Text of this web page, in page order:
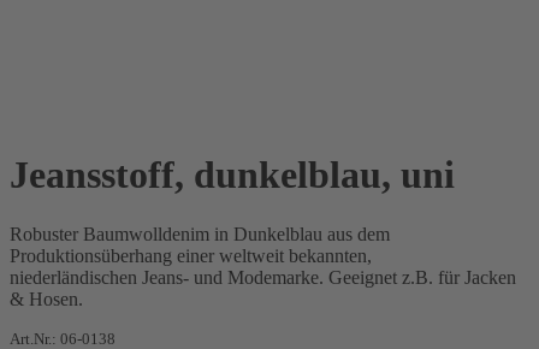
Jeansstoff, dunkelblau, uni
Robuster Baumwolldenim in Dunkelblau aus dem
Produktionsüberhang einer weltweit bekannten,
niederländischen Jeans- und Modemarke. Geeignet z.B. für Jacken
& Hosen.
Art.Nr.: 06-0138